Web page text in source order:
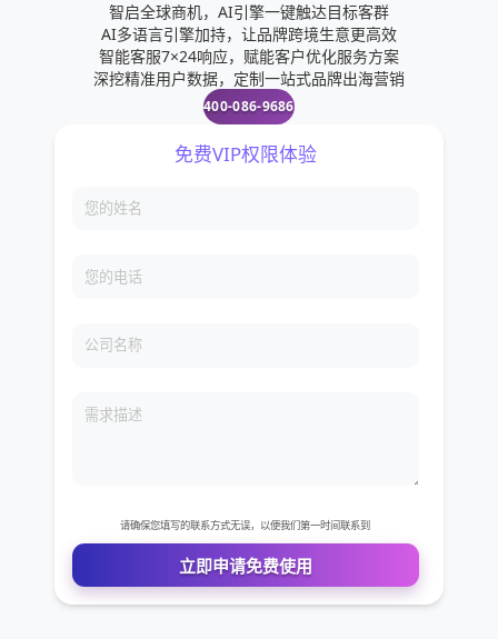
智启全球商机，AI引擎一键触达目标客群
AI多语言引擎加持，让品牌跨境生意更高效
智能客服7×24响应，赋能客户优化服务方案
深挖精准用户数据，定制一站式品牌出海营销
400-086-9686
您的姓名
您的电话